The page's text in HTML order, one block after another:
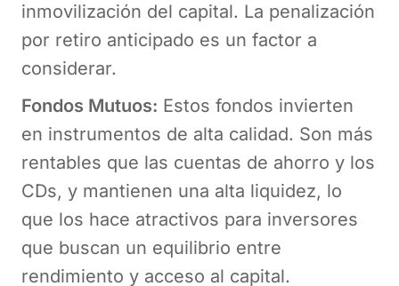
inmovilización del capital. La penalización
por retiro anticipado es un factor a
considerar.
Fondos Mutuos: Estos fondos invierten
en instrumentos de alta calidad. Son más
rentables que las cuentas de ahorro y los
CDs, y mantienen una alta liquidez, lo
que los hace atractivos para inversores
que buscan un equilibrio entre
rendimiento y acceso al capital.